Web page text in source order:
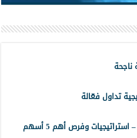
ناجحة
تداول فعّالة